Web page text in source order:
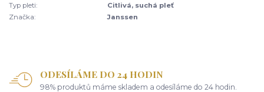
Typ pleti:
Citlivá, suchá pleť
Značka:
Janssen
ODESÍLÁME DO 24 HODIN
98% produktů máme skladem a odesíláme do 24 hodin.